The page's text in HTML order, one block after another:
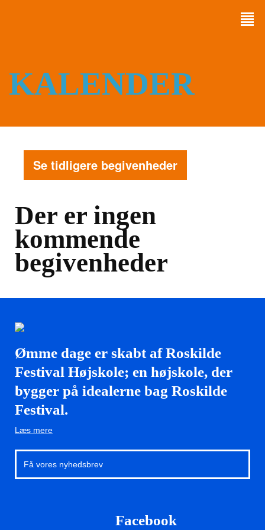
KALENDER
Se tidligere begivenheder
Der er ingen
kommende
begivenheder
Ømme dage er skabt af Roskilde
Festival Højskole; en højskole, der
bygger på idealerne bag Roskilde
Festival.
Læs mere
Facebook